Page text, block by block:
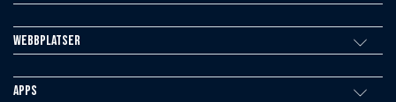
Webbplatser
Apps